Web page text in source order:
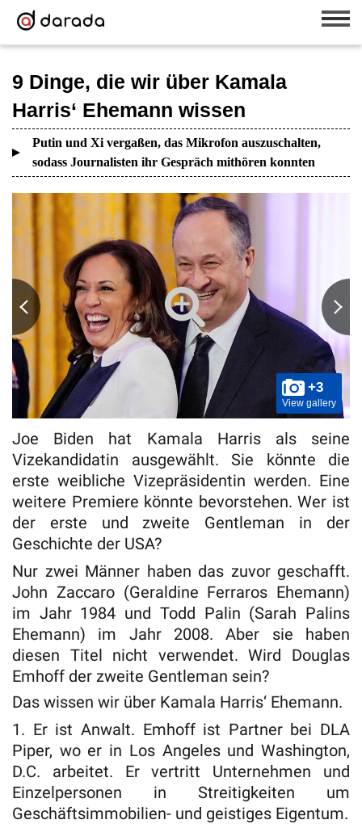
9 Dinge, die wir über Kamala
Harris‘ Ehemann wissen
Putin und Xi vergaßen, das Mikrofon auszuschalten,
sodass Journalisten ihr Gespräch mithören konnten
+3
View gallery
Joe Biden hat Kamala Harris als seine
Vizekandidatin ausgewählt. Sie könnte die
erste weibliche Vizepräsidentin werden. Eine
weitere Premiere könnte bevorstehen. Wer ist
der erste und zweite Gentleman in der
Geschichte der USA?
Nur zwei Männer haben das zuvor geschafft.
John Zaccaro (Geraldine Ferraros Ehemann)
im Jahr 1984 und Todd Palin (Sarah Palins
Ehemann) im Jahr 2008. Aber sie haben
diesen Titel nicht verwendet. Wird Douglas
Emhoff der zweite Gentleman sein?
Das wissen wir über Kamala Harris‘ Ehemann.
1. Er ist Anwalt. Emhoff ist Partner bei DLA
Piper, wo er in Los Angeles und Washington,
D.C. arbeitet. Er vertritt Unternehmen und
Einzelpersonen in Streitigkeiten um
Geschäftsimmobilien- und geistiges Eigentum.